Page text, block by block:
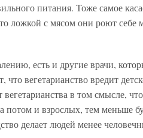
питания. Тоже самое
ложкой с мясом они роют
есть и другие врачи,
что вегетарианство вредит
вегетарианства в том смысле,
потом и взрослых, тем меньше
делает людей менее